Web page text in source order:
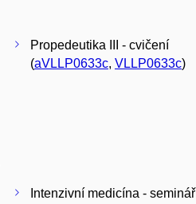
Propedeutika III - cvičení
(aVLLP0633c, VLLP0633c)
Intenzivní medicína - seminář